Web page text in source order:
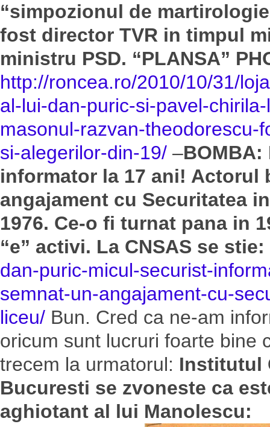
“simpozionul de
fost director TVR in timpul
ministru PSD. “PLANSA”
http://roncea.ro/2010/10/31/
al-lui-dan-puric-si-pavel-
masonul-razvan-
si-alegerilor-din-19/ –
informator la 17 ani! Actorul
angajament cu Securitatea
1976. Ce-o fi turnat pana in
“e” activi. La CNSAS se stie:
dan-puric-micul-securist-
semnat-un-angajament-cu-
liceu/ Bun. Cred ca ne-am
oricum sunt lucruri foarte bine
trecem la urmatorul: Institutul
Bucuresti se zvoneste ca
aghiotant al lui Manolescu: